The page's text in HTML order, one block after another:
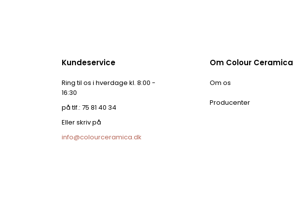
Kundeservice
Ring til os i hverdage kl. 8:00 -
16:30
på tlf.: 75 81 40 34
Eller skriv på
info@colourceramica.dk
Om Colour Ceramica
Om os
Producenter